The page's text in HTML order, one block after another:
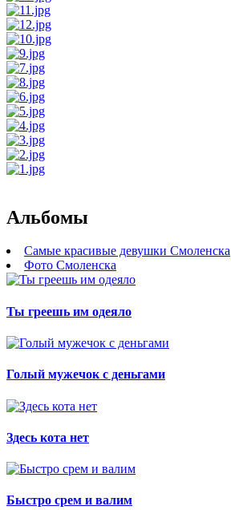
Альбомы
Самые красивые девушки Смоленска
Фото Смоленска
Ты греешь им одеяло
Голый мужечок с деньгами
Здесь кота нет
Быстро срем и валим